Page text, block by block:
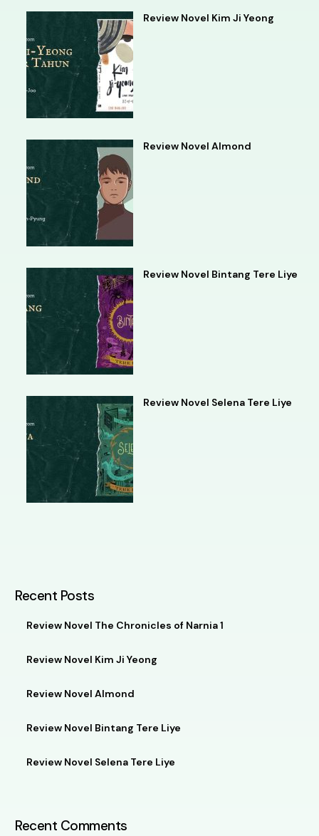
Review Novel Kim Ji Yeong
Review Novel Almond
Review Novel Bintang Tere Liye
Review Novel Selena Tere Liye
Recent Posts
Review Novel The Chronicles of Narnia 1
Review Novel Kim Ji Yeong
Review Novel Almond
Review Novel Bintang Tere Liye
Review Novel Selena Tere Liye
Recent Comments